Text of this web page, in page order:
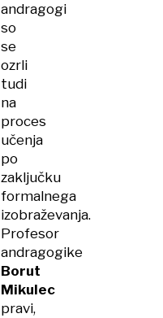
andragogi
so
se
ozrli
tudi
na
proces
učenja
po
zaključku
formalnega
izobraževanja.
Profesor
andragogike
Borut
Mikulec
pravi,